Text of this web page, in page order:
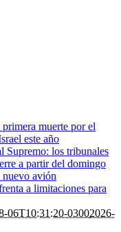
muerte por el
este año
Supremo: los tribunales
a partir del domingo
avión
a limitaciones para
06T10:31:20-03002026-